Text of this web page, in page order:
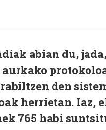
abian du,
den
herrietan. Iaz,
765 habi